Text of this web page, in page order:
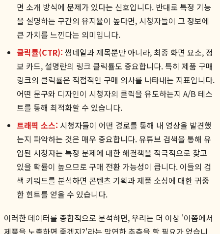
면 소개 방식에 문제가 있다는 신호입니다. 반대로 특정 기능
을 설명하는 구간의 유지율이 높다면, 시청자들이 그 정보에
큰 가치를 느낀다는 의미입니다.
클릭률(CTR): 썸네일과 제목뿐만 아니라, 최종 화면 요소, 정
보 카드, 설명란의 링크 클릭률도 중요합니다. 특히 제품 구매
링크의 클릭률은 직접적인 구매 의사를 나타내는 지표입니다.
어떤 문구와 디자인이 시청자의 클릭을 유도하는지 A/B 테스
트를 통해 최적화할 수 있습니다.
트래픽 소스: 시청자들이 어떤 경로를 통해 내 영상을 발견했
는지 파악하는 것은 매우 중요합니다. 유튜브 검색을 통해 유
입된 시청자는 특정 문제에 대한 해결책을 적극적으로 찾고
있을 확률이 높으므로 구매 전환 가능성이 큽니다. 이들의 검
색 키워드를 분석하면 콘텐츠 기획과 제품 소싱에 대한 귀중
한 힌트를 얻을 수 있습니다.
이러한 데이터를 종합적으로 분석하면, 우리는 더 이상 '이쯤에서
제품을 노출하면 좋겠지?'라는 막연한 추측을 할 필요가 없습니